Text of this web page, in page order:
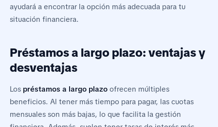
ayudará a encontrar la opción más adecuada para tu
situación financiera.
Préstamos a largo plazo: ventajas y
desventajas
Los préstamos a largo plazo ofrecen múltiples
beneficios. Al tener más tiempo para pagar, las cuotas
mensuales son más bajas, lo que facilita la gestión